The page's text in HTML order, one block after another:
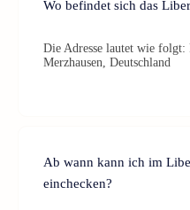
Wo befindet sich das
Die Adresse lautet wie
Merzhausen, Deutschland
Ab wann kann ich im
einchecken?